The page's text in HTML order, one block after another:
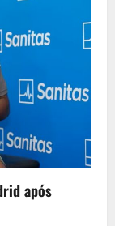
após